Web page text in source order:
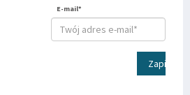
E-mail*
Zapisz